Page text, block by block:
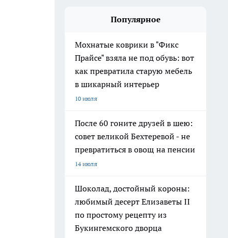
Популярное
Мохнатые коврики в "Фикс
Прайсе" взяла не под обувь: вот
как превратила старую мебель
в шикарный интерьер
10 июля
После 60 гоните друзей в шею:
совет великой Бехтеревой - не
превратиться в овощ на пенсии
14 июля
Шоколад, достойный короны:
любимый десерт Елизаветы II
по простому рецепту из
Букингемского дворца